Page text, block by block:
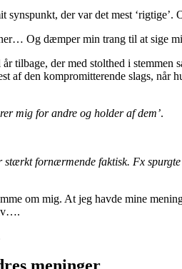
der var det mest
Og dæmper min trang til at sige
tilbage, der med stolthed i
af den kompromitterende slags, når
mig for andre og holder af dem’.
fornærmende faktisk. Fx
om mig. At jeg havde mine